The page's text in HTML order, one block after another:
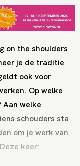
on the shoulders
je de traditie
ook voor
Op welke
Aan welke
schouders sta
om je werk van
keer: